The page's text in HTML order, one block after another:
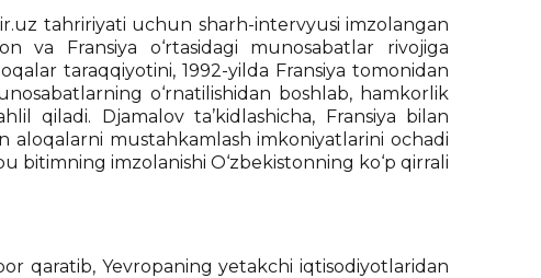
tahririyati uchun sharh-intervyusi imzolangan
va Fransiya o‘rtasidagi munosabatlar rivojiga
taraqqiyotini, 1992-yilda Fransiya tomonidan
o‘rnatilishidan boshlab, hamkorlik
qiladi. Djamalov ta’kidlashicha, Fransiya bilan
aloqalarni mustahkamlash imkoniyatlarini ochadi
bitimning imzolanishi O‘zbekistonning ko‘p qirrali
qaratib, Yevropaning yetakchi iqtisodiyotlaridan